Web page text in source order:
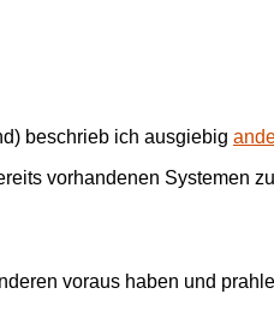
beschrieb ich ausgiebig
vorhandenen Systemen
voraus haben und